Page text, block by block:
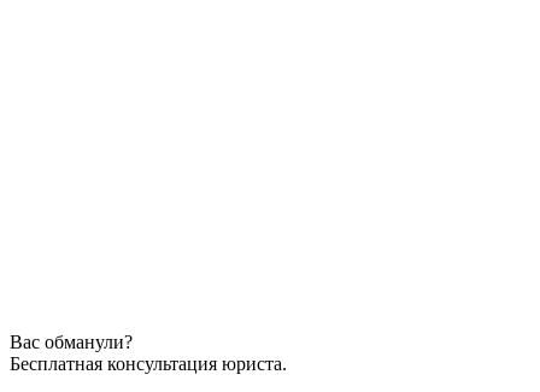
Вас обманули?
Бесплатная консультация юриста.